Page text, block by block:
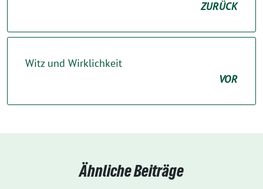
ZURÜCK
Witz und Wirklichkeit
VOR
Ähnliche Beiträge